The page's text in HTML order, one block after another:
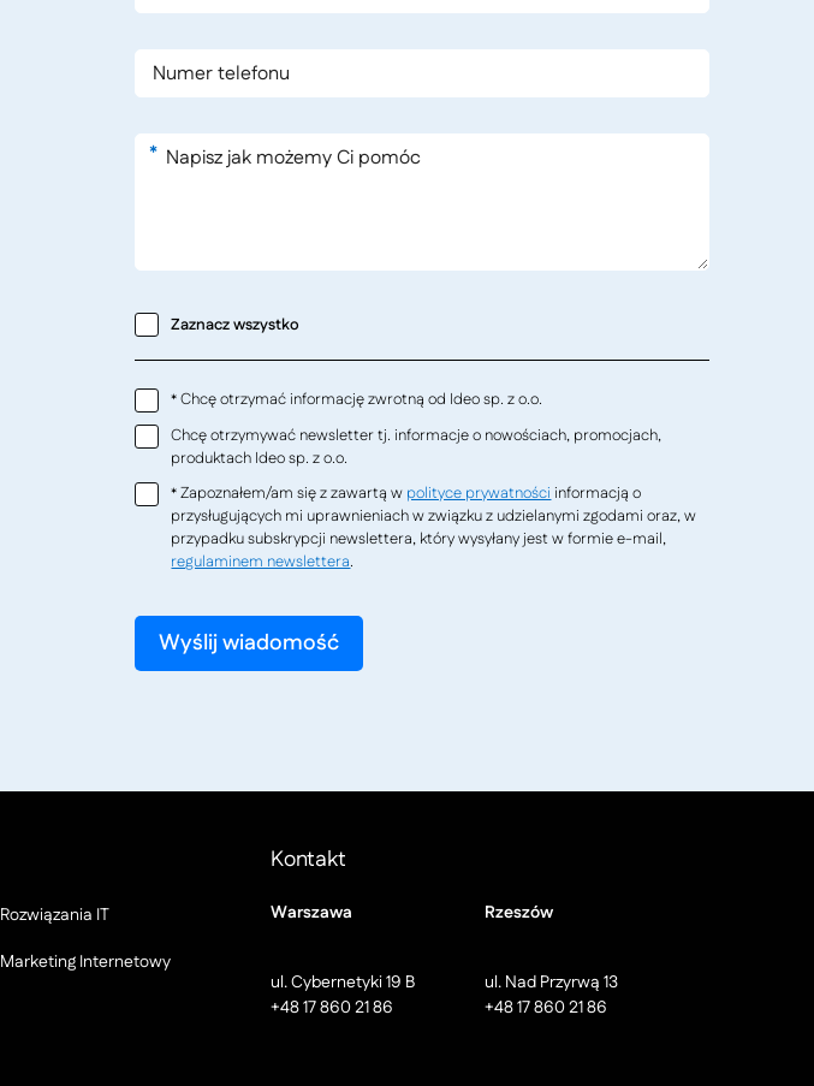
*
Zaznacz wszystko
* Chcę otrzymać informację zwrotną od Ideo sp. z o.o.
Chcę otrzymywać newsletter tj. informacje o nowościach, promocjach,
produktach Ideo sp. z o.o.
* Zapoznałem/am się z zawartą w polityce prywatności informacją o
przysługujących mi uprawnieniach w związku z udzielanymi zgodami oraz, w
przypadku subskrypcji newslettera, który wysyłany jest w formie e-mail,
regulaminem newslettera.
Rozwiązania IT
Marketing Internetowy
Kontakt
Warszawa
ul. Cybernetyki 19 B
+48 17 860 21 86
Rzeszów
ul. Nad Przyrwą 13
+48 17 860 21 86